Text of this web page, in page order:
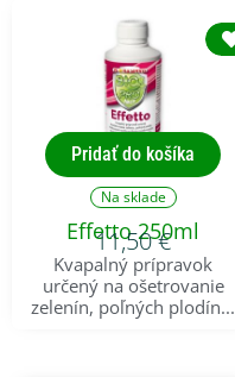
Pridať do košíka
Na sklade
Effetto 250ml
11,50€
Kvapalný prípravok
určený na ošetrovanie
zelenín, poľných plodín...